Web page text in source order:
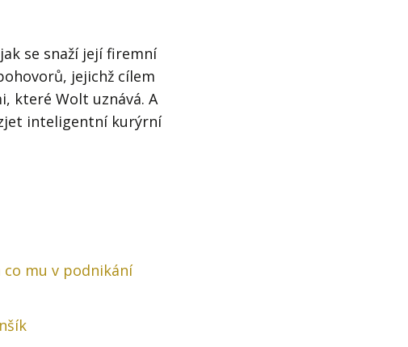
se snaží její firemní
jejichž cílem
které Wolt uznává. A
inteligentní kurýrní
co mu v podnikání